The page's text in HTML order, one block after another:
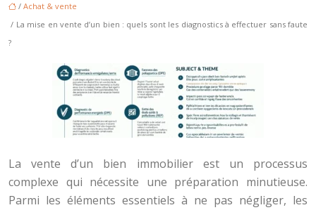
/ Achat & vente
/ La mise en vente d’un bien : quels sont les diagnostics à effectuer sans faute
?
La vente d’un bien immobilier est un processus
complexe qui nécessite une préparation minutieuse.
Parmi les éléments essentiels à ne pas négliger, les